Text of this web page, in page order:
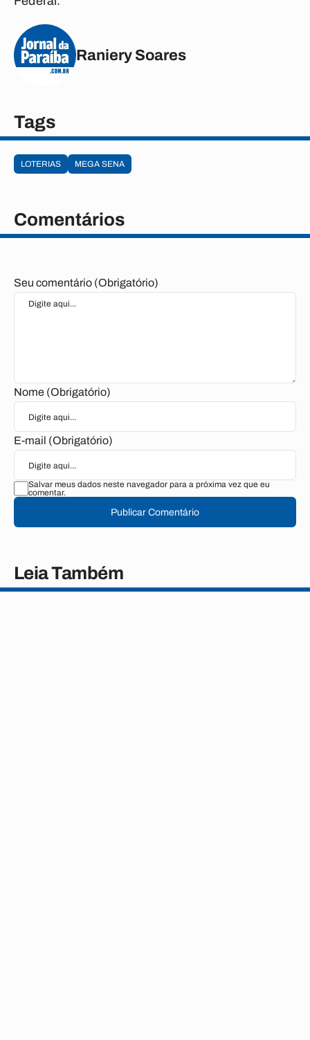
Raniery Soares
Tags
LOTERIAS MEGA SENA
Comentários
Seu comentário (Obrigatório)
Nome (Obrigatório)
E-mail (Obrigatório)
Salvar meus dados neste navegador para a próxima vez que eu
comentar.
Publicar Comentário
Leia Também